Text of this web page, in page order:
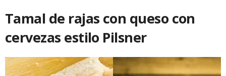
Tamal de rajas con queso con
cervezas estilo Pilsner